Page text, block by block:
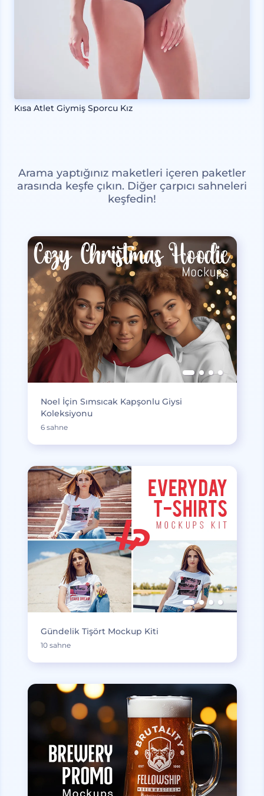
Kısa Atlet Giymiş Sporcu Kız
Arama yaptığınız maketleri içeren paketler
arasında keşfe çıkın. Diğer çarpıcı sahneleri
keşfedin!
Noel İçin Sımsıcak Kapşonlu Giysi
Koleksiyonu
6 sahne
Gündelik Tişört Mockup Kiti
10 sahne